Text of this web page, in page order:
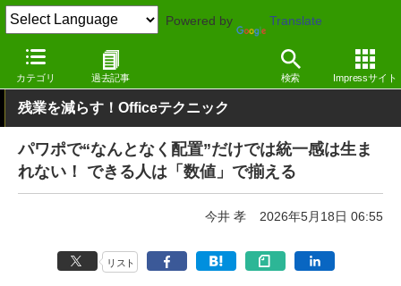
Powered by Translate
カテゴリ 過去記事 検索 Impressサイト
窓の杜 オフィス・ドキュメント Windows
残業を減らす！Officeテクニック
パワポで“なんとなく配置”だけでは統一感は生ま
れない！ できる人は「数値」で揃える
今井 孝 2026年5月18日 06:55
リスト